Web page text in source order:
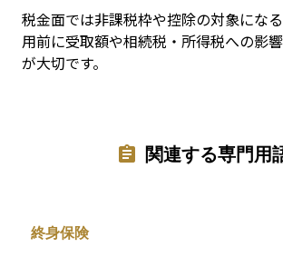
税金面では非課税枠や控除の対象にな
用前に受取額や相続税・所得税への影
が大切です。
関連する専門用
終身保険